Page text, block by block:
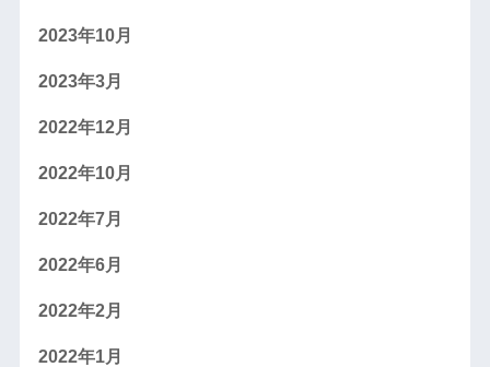
2023年10月
2023年3月
2022年12月
2022年10月
2022年7月
2022年6月
2022年2月
2022年1月